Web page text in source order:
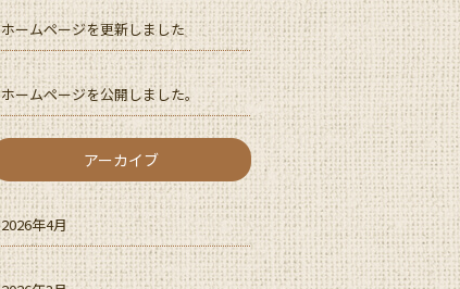
ホームページを更新しました
ホームページを公開しました。
アーカイブ
2026年4月